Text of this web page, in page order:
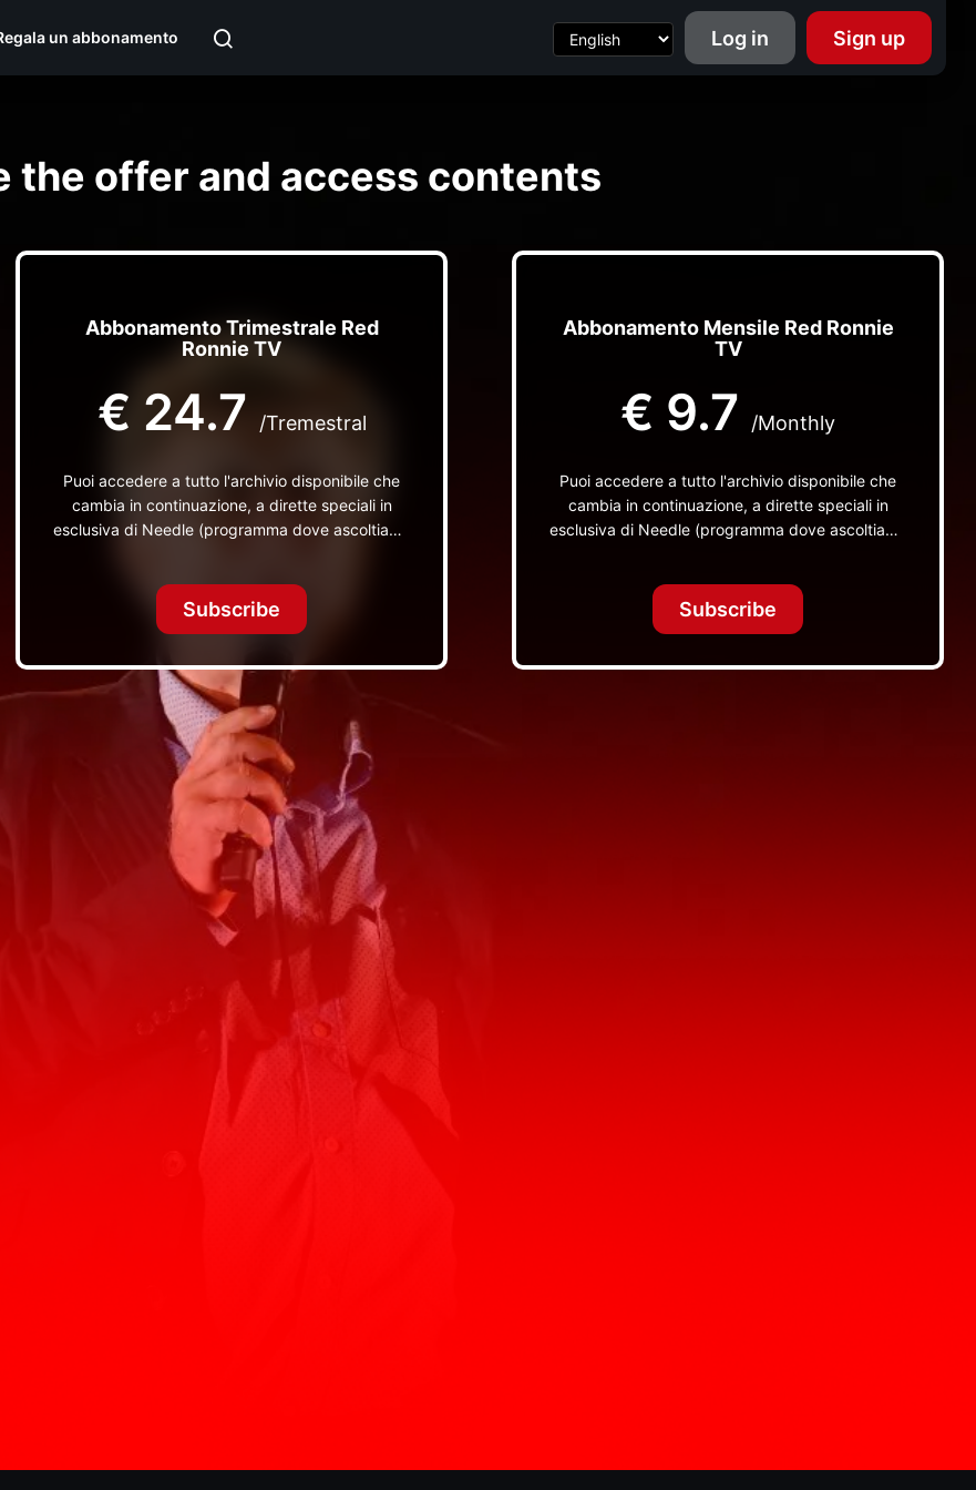
un abbonamento Log in Sign up
the offer and access contents
Abbonamento Trimestrale Red
Ronnie TV
€ 24.7 /Tremestral
Puoi accedere a tutto l'archivio disponibile che
cambia in continuazione, a dirette speciali in
esclusiva di Needle (programma dove ascoltiamo
TV non visibili da nessuna altra parte
Subscribe
Abbonamento Mensile Red Ronnie
TV
€ 9.7 /Monthly
Puoi accedere a tutto l'archivio disponibile che
cambia in continuazione, a dirette speciali in
esclusiva di Needle (programma dove ascoltiamo
TV non visibili da nessuna altra parte
Subscribe